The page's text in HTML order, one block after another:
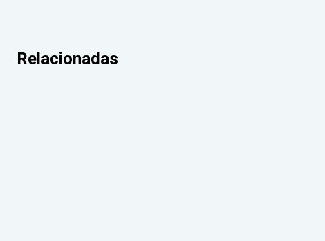
Relacionadas